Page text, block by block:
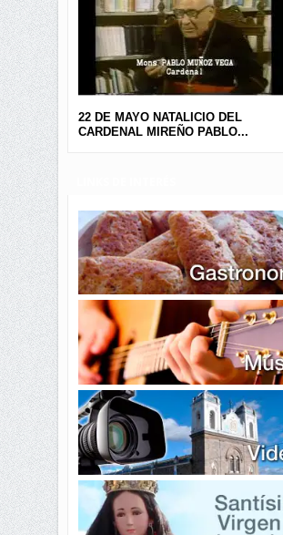
22 DE MAYO NATALICIO DEL
CARDENAL MIREÑO PABLO...